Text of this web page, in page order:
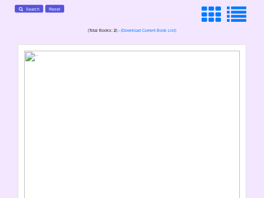
Search Reset
(Total Books: 2) - (Download Current Book List)